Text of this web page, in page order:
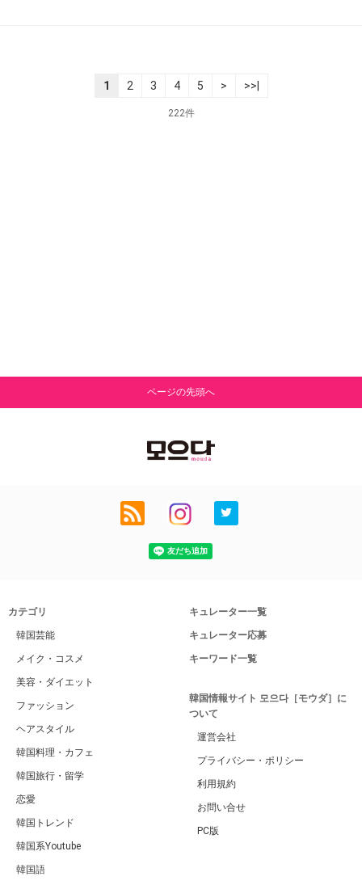
1 2 3 4 5 > >>|
222件
ページの先頭へ
カテゴリ
韓国芸能
メイク・コスメ
美容・ダイエット
ファッション
ヘアスタイル
韓国料理・カフェ
韓国旅行・留学
恋愛
韓国トレンド
韓国系Youtube
韓国語
キュレーター一覧
キュレーター応募
キーワード一覧
韓国情報サイト 모으다［モウダ］に
ついて
運営会社
プライバシー・ポリシー
利用規約
お問い合せ
PC版